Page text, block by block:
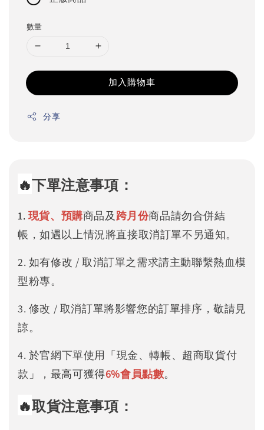
數量
加入購物車
分享
🔥下單注意事項：
1. 現貨、預購商品及 跨月份商品請勿合併結
帳，如遇以上情況將直接取消訂單不另通知。
2. 如有修改 / 取消訂單之需求請主動聯繫熱血模
型粉專。
3. 修改 / 取消訂單將影響您的訂單排序，敬請見
諒。
4. 於官網下單使用「現金、轉帳、超商取貨付
款」，最高可獲得6%會員點數。
🔥取貨注意事項：